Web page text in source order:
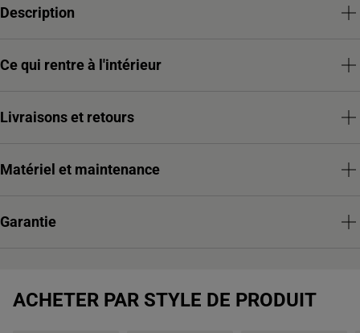
Description
Ce qui rentre à l'intérieur
Livraisons et retours
Matériel et maintenance
Garantie
ACHETER PAR STYLE DE PRODUIT